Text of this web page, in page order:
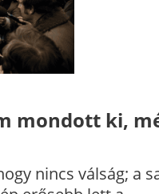
mondott ki,
nincs válság; a